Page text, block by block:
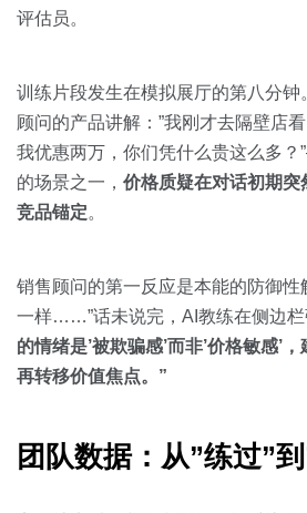
评估员。
训练片段发生在模拟展厅的第八分钟
顾问的产品讲解：”我刚才去隔壁店
我优惠两万，你们凭什么贵这么多
的场景之一， 价格质疑在对话初期
竞品锚定。
销售顾问的第一反应是本能的防御性
一样……”话未说完，AI教练在侧边栏
的情绪是’被欺骗感’而非’价格敏感’
再转移价值焦点。”
团队数据：从”练过”